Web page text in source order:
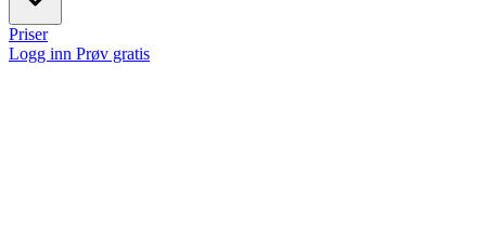
Priser
Logg inn Prøv gratis